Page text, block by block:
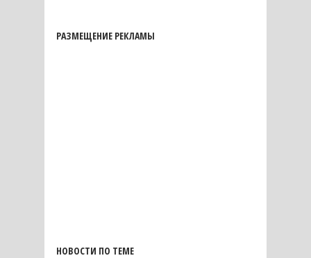
РАЗМЕЩЕНИЕ РЕКЛАМЫ
НОВОСТИ ПО ТЕМЕ